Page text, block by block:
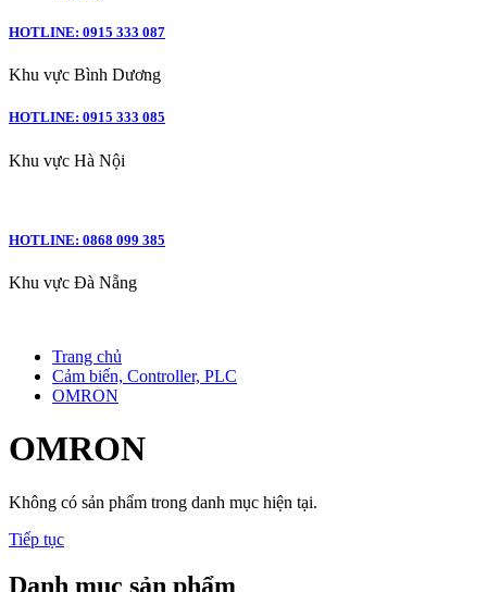
HOTLINE: 0915 333 087
Khu vực Bình Dương
HOTLINE: 0915 333 085
Khu vực Hà Nội
HOTLINE: 0868 099 385
Khu vực Đà Nẵng
Trang chủ
Cảm biến, Controller, PLC
OMRON
OMRON
Không có sản phẩm trong danh mục hiện tại.
Tiếp tục
Danh mục sản phẩm